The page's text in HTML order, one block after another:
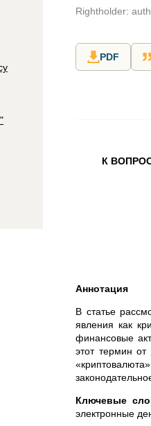
Rightholder:
PDF
К
Аннотация
В статье
явления как
финансовые
этот термин
Ключевые
электронные